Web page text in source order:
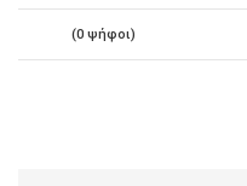
(0 ψήφοι)